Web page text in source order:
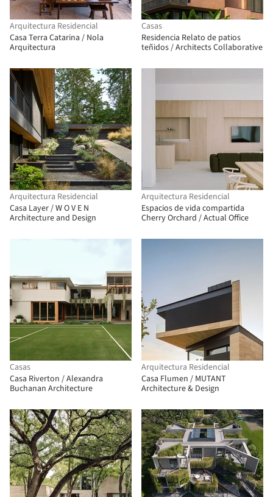
Arquitectura Residencial
Casa Terra Catarina / Nola
Arquitectura
Casas
Residencia Relato de patios
teñidos / Architects Collaborative
Arquitectura Residencial
Casa Layer / W O V E N
Architecture and Design
Arquitectura Residencial
Espacios de vida compartida
Cherry Orchard / Actual Office
Casas
Casa Riverton / Alexandra
Buchanan Architecture
Arquitectura Residencial
Casa Flumen / MUTANT
Architecture & Design